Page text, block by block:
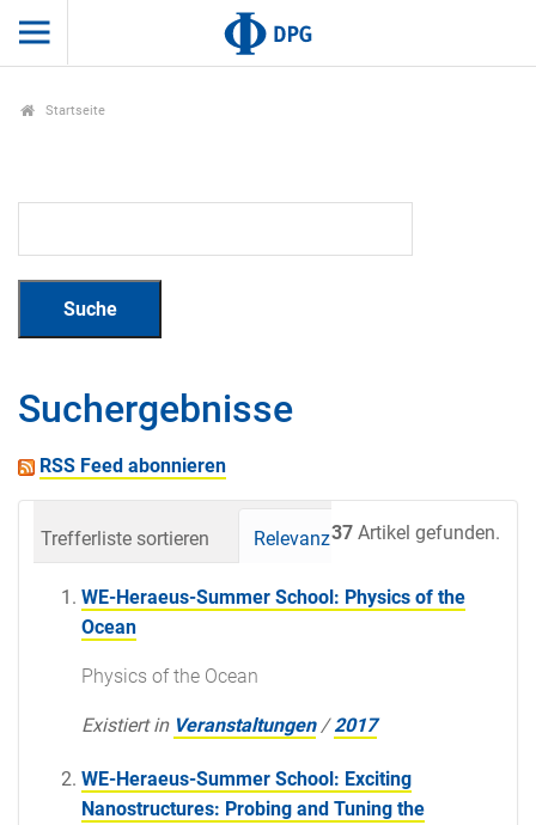
Startseite
Suchergebnisse
RSS Feed abonnieren
37 Artikel gefunden.
Trefferliste sortieren Relevanz Datum
WE-Heraeus-Summer School: Physics of the
Ocean
Physics of the Ocean
Existiert in Veranstaltungen /2017
WE-Heraeus-Summer School: Exciting
Nanostructures: Probing and Tuning the